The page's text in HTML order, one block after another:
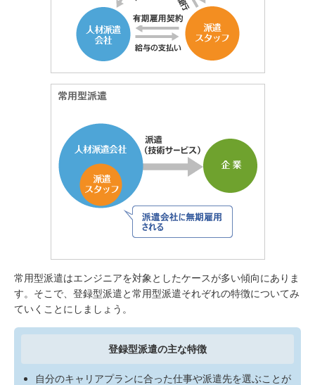
常用型派遣はエンジニアを対象としたケースが多い傾向にありま
す。そこで、登録型派遣と常用型派遣それぞれの特徴についてみ
ていくことにしましょう。
登録型派遣の主な特徴
自分のキャリアプランに合った仕事や派遣先を選ぶことが